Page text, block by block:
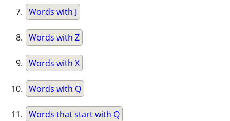
Words with J
Words with Z
Words with X
Words with Q
Words that start with Q